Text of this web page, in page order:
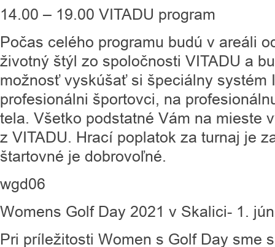
14.00 – 19.00 VITADU program
Počas celého programu budú v areáli
životný štýl zo spoločnosti VITADU a
možnosť vyskúšať si špeciálny systém
profesionálni športovci, na
tela. Všetko podstatné Vám na mieste
z VITADU. Hrací poplatok za turnaj je
štartovné je dobrovoľné.
wgd06
Womens Golf Day 2021 v Skalici- 1.
Pri príležitosti Women s Golf Day sme